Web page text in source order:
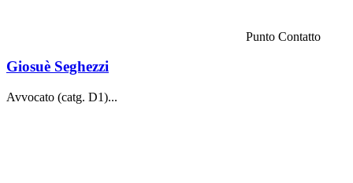
Punto Contatto
Giosuè Seghezzi
Avvocato (catg. D1)...